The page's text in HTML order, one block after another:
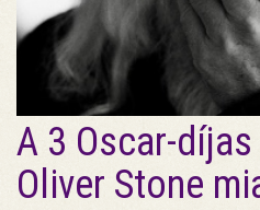
A 3 Oscar-
Oliver Stone